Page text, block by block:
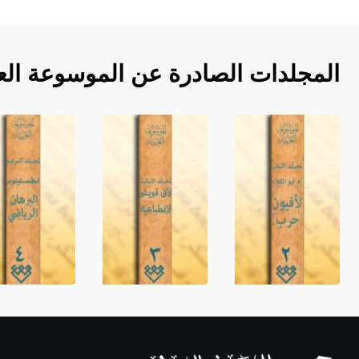
المجلدات الصادرة عن الموسوعة